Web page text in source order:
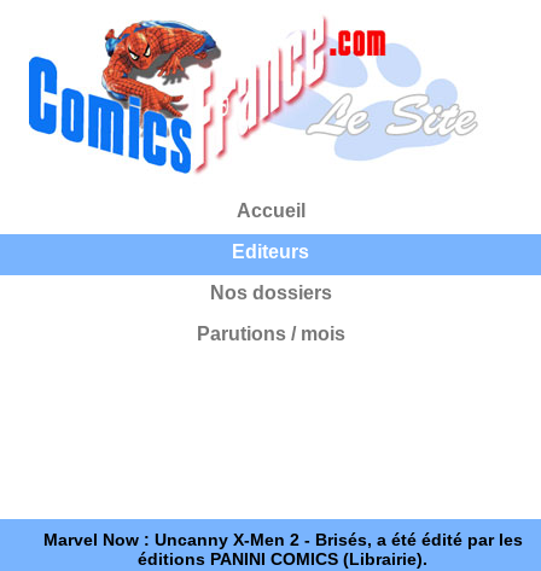
Accueil
Editeurs
Nos dossiers
Parutions / mois
Marvel Now : Uncanny X-Men 2 - Brisés, a été édité par les
éditions PANINI COMICS (Librairie).